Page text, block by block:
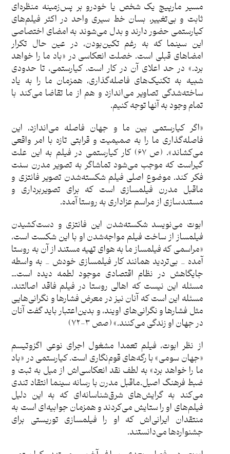
مسیر مارپیچ یک شخص یا خودرو بر پس‌زمینه منظره‌ای
ثابت و بی‌تغییر، بسان خط سیری واحد در اکثر فیلم‌های
کیارستمی حضور دارند و بدل می‌شوند به امضای اختصاصی
این سینما که به رغم تکین‌بودن، در عین حال تکرار
امضاهای قبلی است. خصلت انعکاسی در «باد ما را خواهد
برد.» در حد اعلای آن در کار است. کیارستمی، تا حدودی
شبیه به تکنیک‌های فاصله‌گذاری، همزمان ما را به یاد
ساخته‌شدگی تصاویر می‌اندازد و هم از ما تقاضا می‌کند با
تمام وجود به ‌آنها توجه کنیم.
«اگر کیارستمی بین ما و جهان فاصله می‌اندازد، این
فاصله‌گذاری ما را به صمیمیت و قرابتی تازه با امر واقعی
می‌کشاند». (ص ۶٧) کار کیارستمی در فیلم به این علت
گیراست که موجب می‌شود تماشاگر به تصویر مدرن سنت
فکر کند. موضوع اصلی فیلم شکسته‌شدن تصویر فانتزی و
ماقبل مدرن فیلمسازی است که برای تصویربرداری و
مستند‌سازی از مراسم عزاداری به روستا آمده.
ابوت می‌نویسد شکسته‌شدن این فانتزی و دست‌کشیدن
فیلمساز از ساخت فیلم مواجه‌شدن او با این شکست است،
«مراسمی که فیلمساز ما به هوای تهیه مستند از آن به روستا
آمده _ بی‌تردید همانند کار فیلمسازی خودش _ به واسطه
جایگاهش در نظام اقتصادی موجود لطمه دیده است…
مسئله این نیست که اهالی روستا در فیلم فاقد اصالتند،
مسئله این است که آنان نیز در معرض فشارها و نگرانی‌هایی
مثل فشارها و نگرانی‌های اویند، و بدین‌اعتبار باید گفت آنان
در جهان او زندگی می‌کنند.» (صص ٣-٧٢)
از نظر ابوت، فیلم تعمدا مشغول اجرای نوعی اگزوتیسم
«جهان سومی» با رگه‌های قوم‌نگاری است. کیارستمی در «باد
ما را خواهد برد» به لطف نقد انعکاسی‌اش از میل به ثبت و
ضبط فرهنگ اصیل.ماقبل مدرن با رسانه سینما انتقاد تندی
می‌کند به گرایش‌های شرق‌شناسانه‌ای که به این دلیل
فیلم‌های او را ستایش می‌کردند و همزمان جوابیه‎‌ای است به
منتقدان ایرانی‌اش که او را فیلمسازی توریستی برای
جشنواره‌ها می‌دانستند.